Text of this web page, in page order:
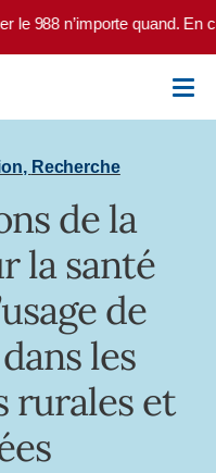
988 n’importe quand. En
, Recherche
de la
la santé
de
les
rurales et